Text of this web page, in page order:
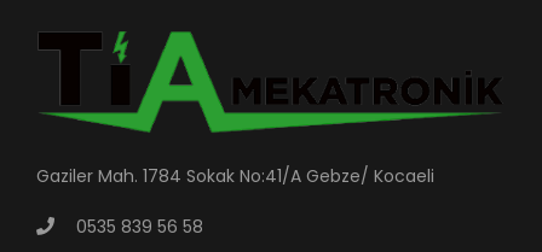
Gaziler Mah. 1784 Sokak No:41/A Gebze/ Kocaeli
0535 839 56 58